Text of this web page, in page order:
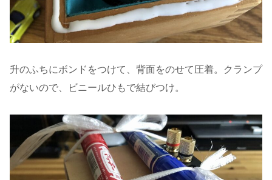
升のふちにボンドをつけて、背面をのせて圧着。クランプ
がないので、ビニールひもで結びつけ。